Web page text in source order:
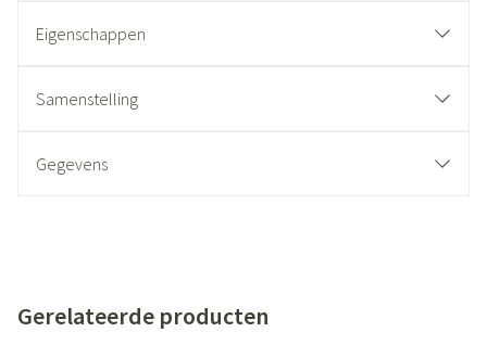
Eigenschappen
Samenstelling
Gegevens
Gerelateerde producten